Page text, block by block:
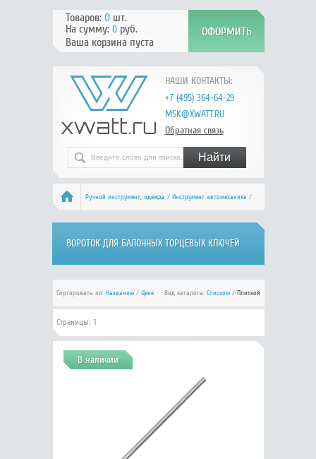
НАШИ КОНТАКТЫ:
+7 (495) 364-64-29
MSK@XWATT.RU
Обратная связь
Товаров: 0шт.
На сумму: 0руб.
Ваша корзина пуста
Ручной инcтрумент, одежда / Инструмент автомеханика /
Вороток/ Вороток для балонных торцевых ключей
ВОРОТОК ДЛЯ БАЛОННЫХ ТОРЦЕВЫХ КЛЮЧЕЙ
Сортировать по: Названию/ Цене Вид каталога: Списком/ Плиткой
Страницы: 1
В наличии